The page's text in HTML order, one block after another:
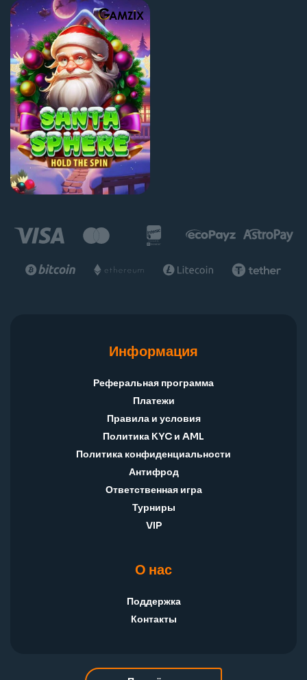
Информация
Реферальная программа
Платежи
Правила и условия
Политика KYC и AML
Политика конфиденциальности
Антифрод
Ответственная игра
Турниры
VIP
О нас
Поддержка
Контакты